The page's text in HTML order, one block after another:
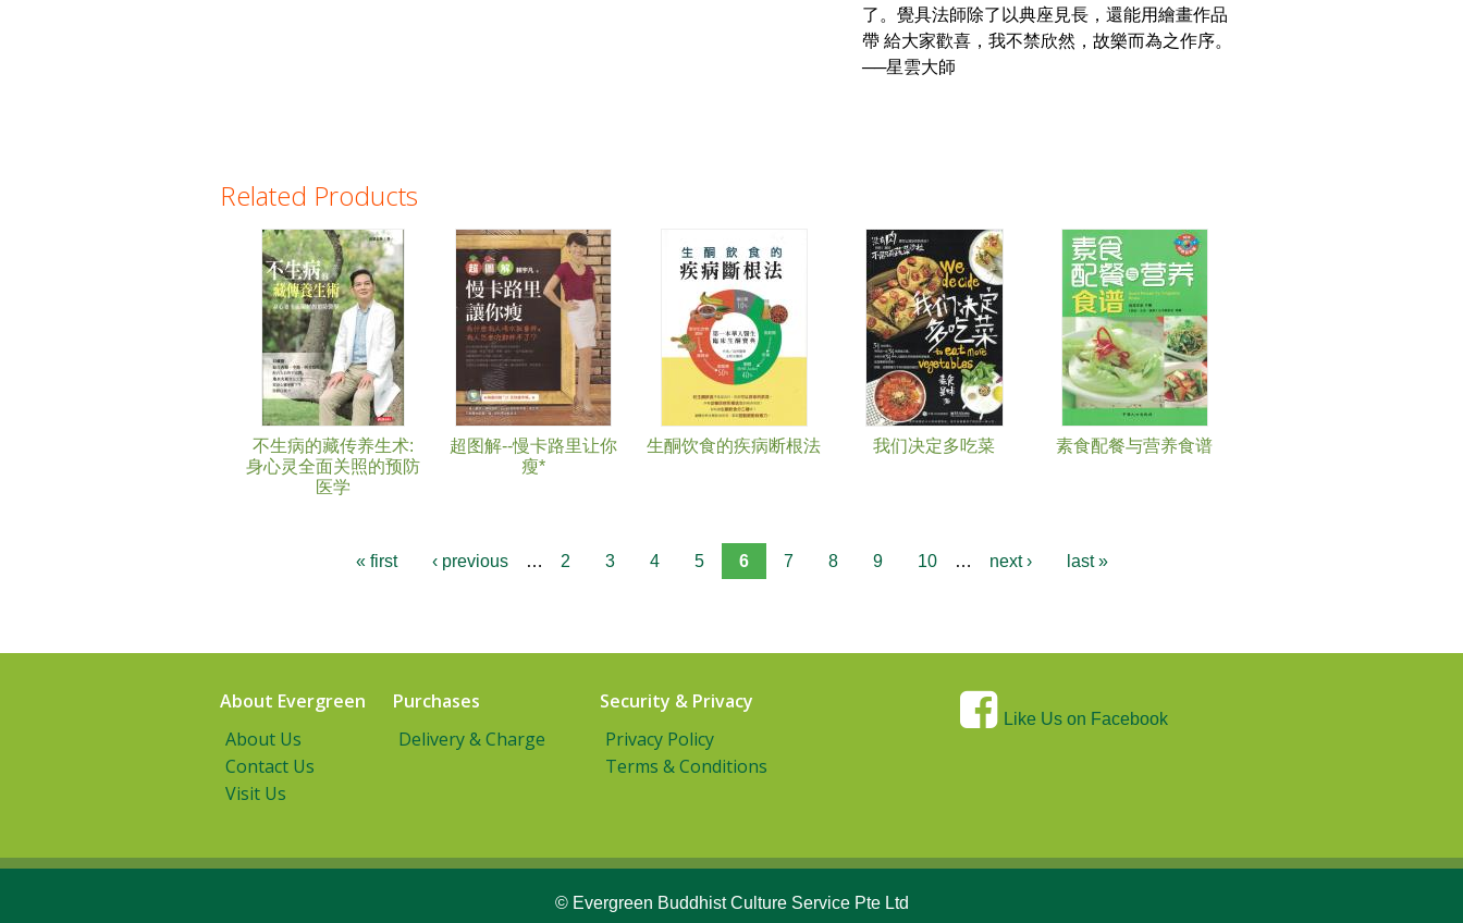
了。覺具法師除了以典座見長，還能用繪畫作品
帶 給大家歡喜，我不禁欣然，故樂而為之作序。
──星雲大師
Related Products
不生病的藏传养生术:
身心灵全面关照的预防
医学
超图解--慢卡路里让你
瘦*
生酮饮食的疾病断根法 我们决定多吃菜 素食配餐与营养食谱
Pages
« first ‹ previous … 2 3 4 5 6 7 8 9 10 … next › last »
About Evergreen
About Us
Contact Us
Visit Us
Purchases
Delivery & Charge
Security & Privacy
Privacy Policy
Terms & Conditions
Like Us on Facebook
© Evergreen Buddhist Culture Service Pte Ltd